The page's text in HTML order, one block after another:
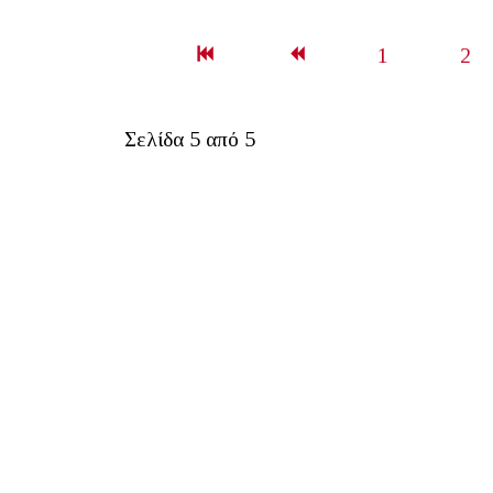
1 2
Σελίδα 5 από 5